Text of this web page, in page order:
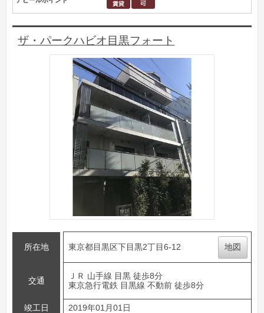
ザ・パークハビオ目黒フォート
所在地 東京都目黒区下目黒2丁目6-12 地図
交通
ＪＲ 山手線 目黒 徒歩8分
東京急行電鉄 目黒線 不動前 徒歩8分
竣工日 2019年01月01日